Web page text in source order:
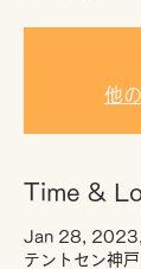
他
Time &
Jan 28,
テントセン神